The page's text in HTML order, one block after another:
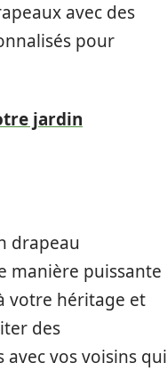
avec des
pour
jardin
drapeau
manière puissante
votre héritage et
des
vos voisins qui